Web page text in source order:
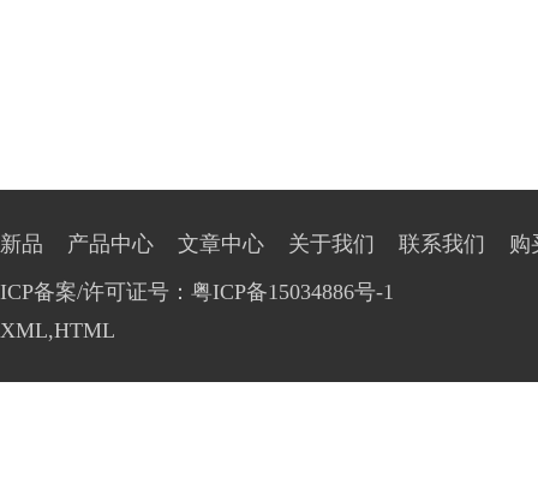
新品 产品中心 文章中心 关于我们 联系我们
购
ICP备案/许可证号：粤ICP备15034886号-1
XML,HTML